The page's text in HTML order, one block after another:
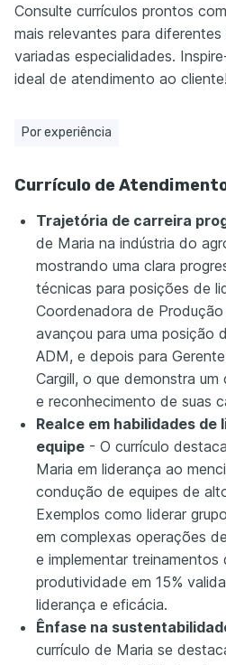
Consulte currículos prontos
mais relevantes para
variadas especialidades.
ideal de atendimento ao cliente!
Por experiência
Currículo de
Trajetória de carreira
de Maria na indústria do
mostrando uma clara
técnicas para posições de
Coordenadora de Produção
avançou para uma posição
ADM, e depois para
Cargill, o que demonstra
e reconhecimento de suas
Realce em habilidades
equipe - O currículo
Maria em liderança ao
condução de equipes de
Exemplos como liderar
em complexas operações
e implementar treinamentos
produtividade em 15%
liderança e eficácia.
Ênfase na
currículo de Maria se